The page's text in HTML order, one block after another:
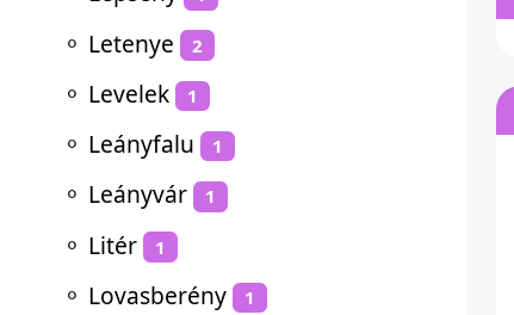
⚬ Letenye 2
⚬ Levelek 1
⚬ Leányfalu 1
⚬ Leányvár 1
⚬ Litér 1
⚬ Lovasberény 1